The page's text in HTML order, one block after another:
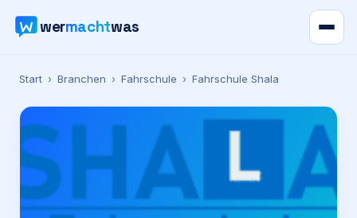
wermachtwas
Verzeichnis
Karte
News
Ratgeber
Start › Branchen › Fahrschule › Fahrschule Shala